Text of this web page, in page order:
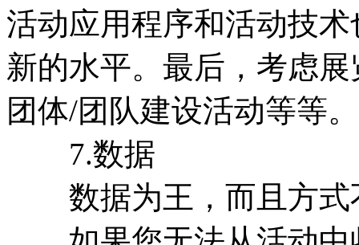
活动应用程序和活动技
新的水平。最后，考虑
团体/团队建设活动等等。
7.数据
数据为王，而且方式